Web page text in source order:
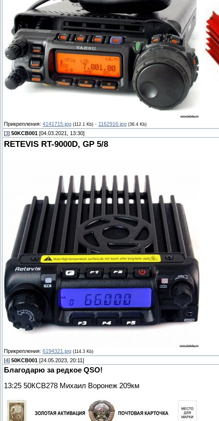
Прикрепления: 4141715.jpg (112.1 Kb) · 1162916.jpg (36.4 Kb)
[3] 50KCB001 [04.03.2021, 13:30]
RETEVIS RT-9000D, GP 5/8
Прикрепления: 6194321.jpg (114.3 Kb)
[4] 50KCB001 [24.05.2023, 20:11]
Благодарю за редкое QSO!
13:25 50КСВ278 Михаил Воронеж 209км